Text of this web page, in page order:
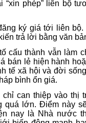
“xin phép” liên bộ
ký giá tới liên bộ.
trả lời bằng văn
cấu thành vẫn làm
bán lẻ hiện hành
tế xã hội và đời
bình ổn giá.
can thiệp vào thị
quá lớn. Điểm này
nay là Nhà nước